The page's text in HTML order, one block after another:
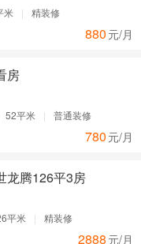
米 |
精装修
880 元/月
房
52平米 |
普通装修
780 元/月
龙腾126平3房
平米 |
精装修
2888 元/月